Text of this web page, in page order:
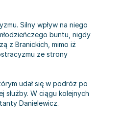
Silny wpływ na niego
buntu, nigdy
z Branickich, mimo iż
ze strony
udał się w podróż po
służby. W ciągu kolejnych
Danielewicz.